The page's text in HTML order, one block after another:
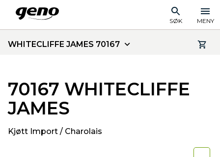
SØK MENY
WHITECLIFFE JAMES 70167
70167 WHITECLIFFE
JAMES
Kjøtt Import / Charolais